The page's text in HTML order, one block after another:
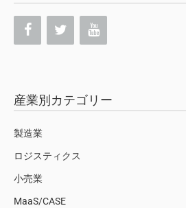
産業別カテゴリー
製造業
ロジスティクス
小売業
MaaS/CASE